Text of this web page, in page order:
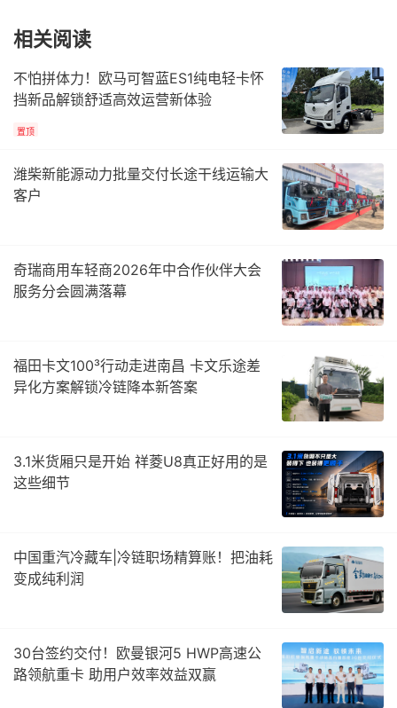
相关阅读
不怕拼体力！欧马可智蓝ES1纯电轻卡怀
挡新品解锁舒适高效运营新体验
置顶
潍柴新能源动力批量交付长途干线运输大
客户
奇瑞商用车轻商2026年中合作伙伴大会
服务分会圆满落幕
福田卡文100³行动走进南昌 卡文乐途差
异化方案解锁冷链降本新答案
3.1米货厢只是开始 祥菱U8真正好用的是
这些细节
中国重汽冷藏车|冷链职场精算账！把油耗
变成纯利润
30台签约交付！欧曼银河5 HWP高速公
路领航重卡 助用户效率效益双赢